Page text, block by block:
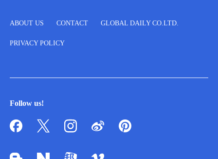
ABOUT US CONTACT GLOBAL DAILY CO.LTD.
PRIVACY POLICY
Follow us!